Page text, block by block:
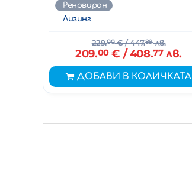
Реновиран
Лизинг
229.00€/ 447.89лв.
209.00€ / 408.77лв.
ДОБАВИ В КОЛИЧКАТА